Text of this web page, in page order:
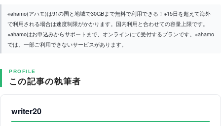
※ahamo(アハモ)は91の国と地域で30GBまで無料で利用できる！※15日を超えて海外
で利用される場合は速度制限がかかります。国内利用と合わせての容量上限です。
※ahamoはお申込みからサポートまで、オンラインにて受付するプランです。※ahamo
では、一部ご利用できないサービスがあります。
PROFILE
この記事の執筆者
writer20